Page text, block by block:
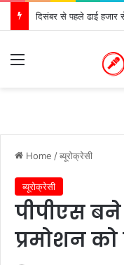
दिसंबर से पहले ढाई हजार
Menu
Home /ब्यूरोक्रेसी
ब्यूरोक्रेसी
पीपीएस
प्रमोशन